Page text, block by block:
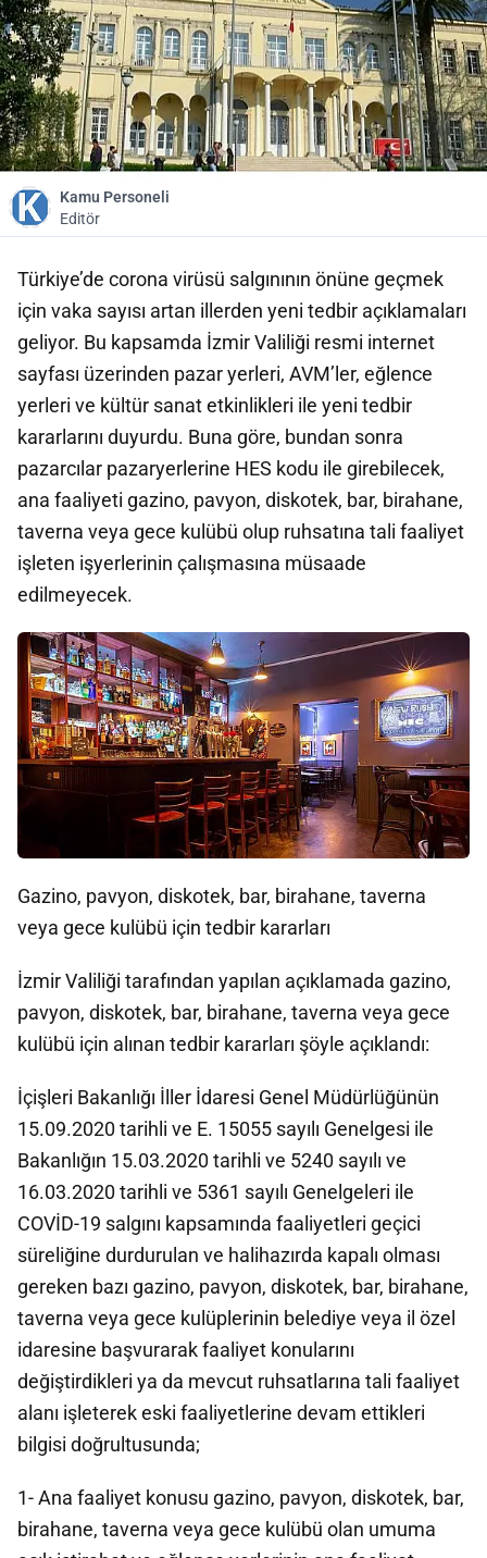
Kamu Personeli
Editör
Türkiye’de corona virüsü salgınının önüne geçmek
için vaka sayısı artan illerden yeni tedbir açıklamaları
geliyor. Bu kapsamda İzmir Valiliği resmi internet
sayfası üzerinden pazar yerleri, AVM’ler, eğlence
yerleri ve kültür sanat etkinlikleri ile yeni tedbir
kararlarını duyurdu. Buna göre, bundan sonra
pazarcılar pazaryerlerine HES kodu ile girebilecek,
ana faaliyeti gazino, pavyon, diskotek, bar, birahane,
taverna veya gece kulübü olup ruhsatına tali faaliyet
işleten işyerlerinin çalışmasına müsaade
edilmeyecek.
Gazino, pavyon, diskotek, bar, birahane, taverna
veya gece kulübü için tedbir kararları
İzmir Valiliği tarafından yapılan açıklamada gazino,
pavyon, diskotek, bar, birahane, taverna veya gece
kulübü için alınan tedbir kararları şöyle açıklandı:
İçişleri Bakanlığı İller İdaresi Genel Müdürlüğünün
15.09.2020 tarihli ve E. 15055 sayılı Genelgesi ile
Bakanlığın 15.03.2020 tarihli ve 5240 sayılı ve
16.03.2020 tarihli ve 5361 sayılı Genelgeleri ile
COVİD-19 salgını kapsamında faaliyetleri geçici
süreliğine durdurulan ve halihazırda kapalı olması
gereken bazı gazino, pavyon, diskotek, bar, birahane,
taverna veya gece kulüplerinin belediye veya il özel
idaresine başvurarak faaliyet konularını
değiştirdikleri ya da mevcut ruhsatlarına tali faaliyet
alanı işleterek eski faaliyetlerine devam ettikleri
bilgisi doğrultusunda;
1- Ana faaliyet konusu gazino, pavyon, diskotek, bar,
birahane, taverna veya gece kulübü olan umuma